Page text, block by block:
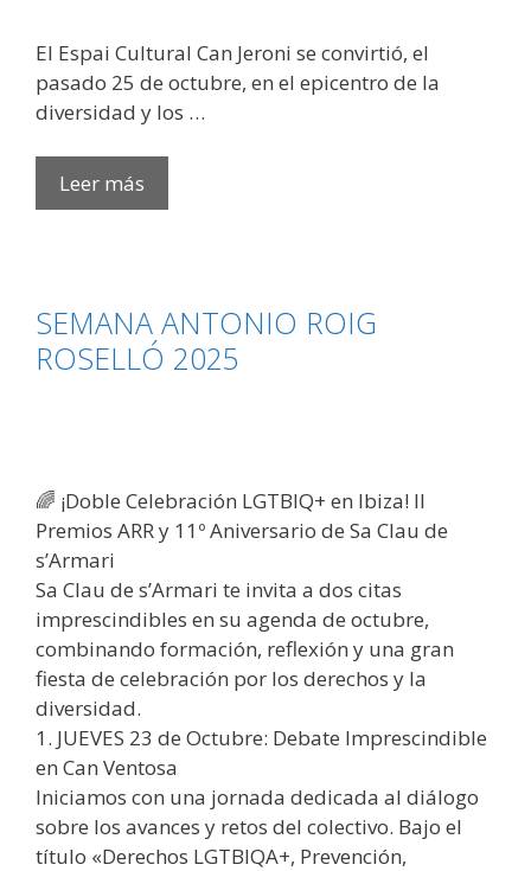
​​El Espai Cultural Can Jeroni se convirtió, el
pasado 25 de octubre, en el epicentro de la
diversidad y los …
Leer más
ARROLLADOR
LA
SEMANA
CON
LA
ENTREGA
DE
LOS
PREMIOS
2025
SEMANA ANTONIO ROIG
ROSELLÓ 2025
🌈 ¡Doble Celebración LGTBIQ+ en Ibiza! II
Premios ARR y 11º Aniversario de Sa Clau de
s’Armari
Sa Clau de s’Armari te invita a dos citas
imprescindibles en su agenda de octubre,
combinando formación, reflexión y una gran
fiesta de celebración por los derechos y la
diversidad.
1. JUEVES 23 de Octubre: Debate Imprescindible
en Can Ventosa
Iniciamos con una jornada dedicada al diálogo
sobre los avances y retos del colectivo. Bajo el
título «Derechos LGTBIQA+, Prevención,